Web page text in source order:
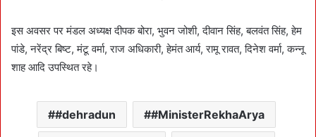
इस अवसर पर मंडल अध्यक्ष दीपक बोरा, भुवन जोशी, दीवान सिंह, बलवंत सिंह, हेम
पांडे, नरेंद्र बिष्ट, मंटू वर्मा, राज अधिकारी, हेमंत आर्य, रामू रावत, दिनेश वर्मा, कन्नू
शाह आदि उपस्थित रहे।
#dehradun #MinisterRekhaArya